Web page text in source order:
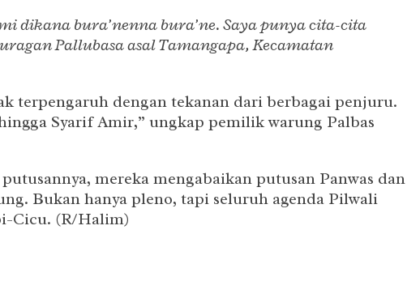
dikana bura’nenna bura’ne. Saya punya cita-cita
Pallubasa asal Tamangapa, Kecamatan
terpengaruh dengan tekanan dari berbagai penjuru.
Syarif Amir,” ungkap pemilik warung Palbas
mereka mengabaikan putusan Panwas dan
Bukan hanya pleno, tapi seluruh agenda Pilwali
Cicu. (R/Halim)